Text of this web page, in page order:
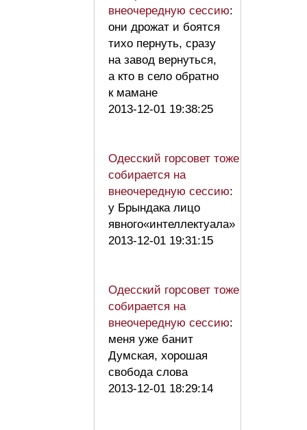
внеочередную сессию:
они дрожат и боятся
тихо пернуть, сразу
на завод вернуться,
а кто в село обратно
к мамане
2013-12-01 19:38:25
Одесский горсовет тоже
собирается на
внеочередную сессию:
у Брындака лицо
явного«интеллектуала»
2013-12-01 19:31:15
Одесский горсовет тоже
собирается на
внеочередную сессию:
меня уже банит
Думская, хорошая
свобода слова
2013-12-01 18:29:14